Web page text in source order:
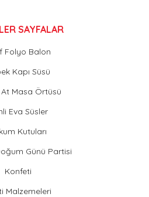
SAYFALAR
Folyo Balon
Kapı Süsü
Masa Örtüsü
Eva Süsler
Kutuları
Günü Partisi
Konfeti
Malzemeleri